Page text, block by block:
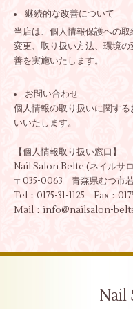
継続的な改善について
当店は、個人情報保護への
変更、取り扱い方法、環境
善を実施いたします。
お問い合わせ
個人情報の取り扱いに関す
いいたします。
【個人情報取り扱い窓口】
Nail Salon Belte (ネイルサ
〒035-0063 青森県むつ市
Tel： 0175-31-1125 Fax：
Mail：info@nailsalon-
Nail